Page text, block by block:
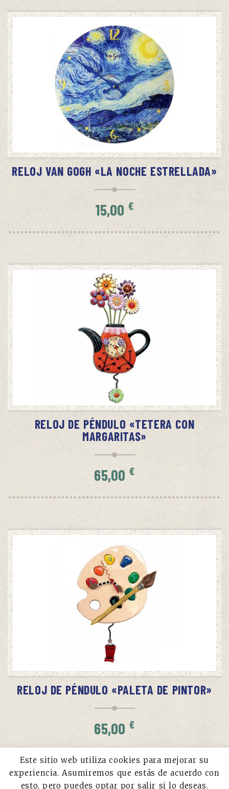
AÑADIR AL CARRITO
RELOJ VAN GOGH «LA NOCHE ESTRELLADA»
15,00€
AÑADIR AL CARRITO
RELOJ DE PÉNDULO «TETERA CON
MARGARITAS»
65,00€
SIN STOCK
AVÍSAME CUANDO HAYA STOCK
RELOJ DE PÉNDULO «PALETA DE PINTOR»
65,00€
Este sitio web utiliza cookies para mejorar su
experiencia. Asumiremos que estás de acuerdo con
esto, pero puedes optar por salir si lo deseas.